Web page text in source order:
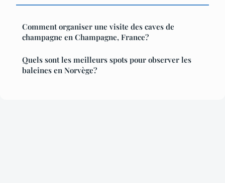
Comment organiser une visite des caves de
champagne en Champagne, France?
Quels sont les meilleurs spots pour observer les
baleines en Norvège?